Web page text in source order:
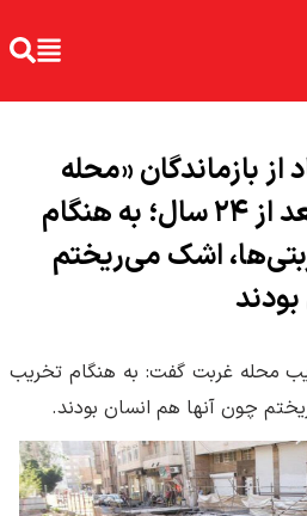
از بازماندگان «محله
غربت» خاک‌سفید بعد از ۲۴ سال؛ به هنگام
اشک می‌ریختم
محله غربت گفت: به هنگام تخریب
چون آنها هم انسان بودند.